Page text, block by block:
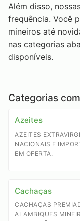
Além disso,
frequência. Você
mineiros até
nas categorias
disponíveis.
Categorias
Azeites
AZEITES
NACIONAIS E
EM OFERTA.
Cachaças
CACHAÇAS
ALAMBIQUES